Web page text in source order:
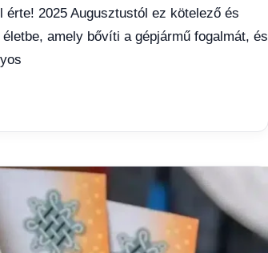
2025 Augusztustól ez kötelező és
amely bővíti a gépjármű fogalmát, és